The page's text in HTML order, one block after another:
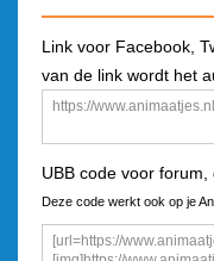
Link voor Facebook,
van de link wordt het
UBB code voor
Deze code werkt ook op je
een plaatje